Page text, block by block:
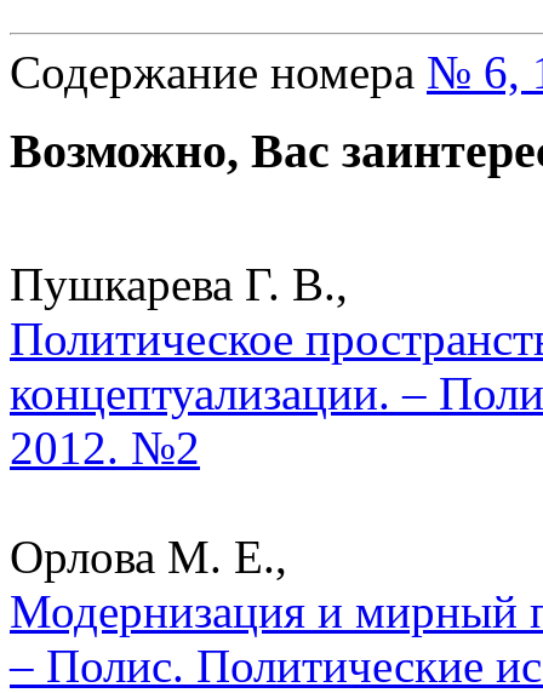
Содержание номера № 6,
Возможно, Вас
Пушкарева Г. В.,
Политическое
концептуализации. –
2012. №2
Орлова М. Е.,
Модернизация и мирный
– Полис. Политические